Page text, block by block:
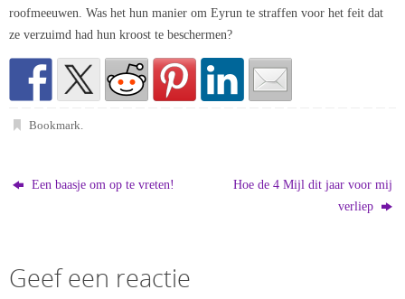
roofmeeuwen. Was het hun manier om Eyrun te straffen voor het feit dat
ze verzuimd had hun kroost te beschermen?
Bookmark
Een baasje om op te vreten!
Hoe de 4 Mijl dit jaar voor mij
verliep
Geef een reactie